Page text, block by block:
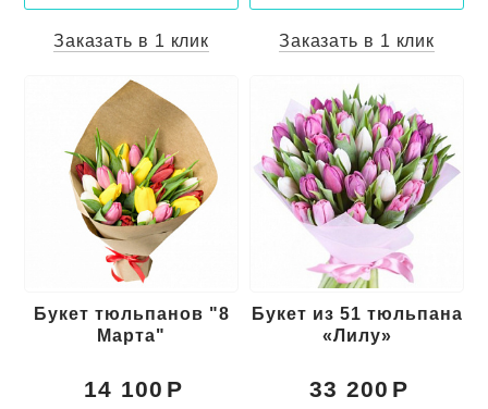
Заказать в 1 клик Заказать в 1 клик
Букет тюльпанов "8
Марта"
14 100
Букет из 51 тюльпана
«Лилу»
33 200